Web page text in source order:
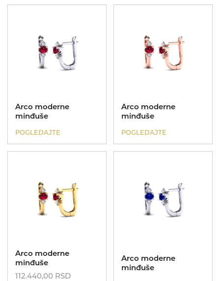
Arco moderne
minđuše
POGLEDAJTE
Arco moderne
minđuše
POGLEDAJTE
Arco moderne
minđuše
112.440,00 RSD
Arco moderne
minđuše